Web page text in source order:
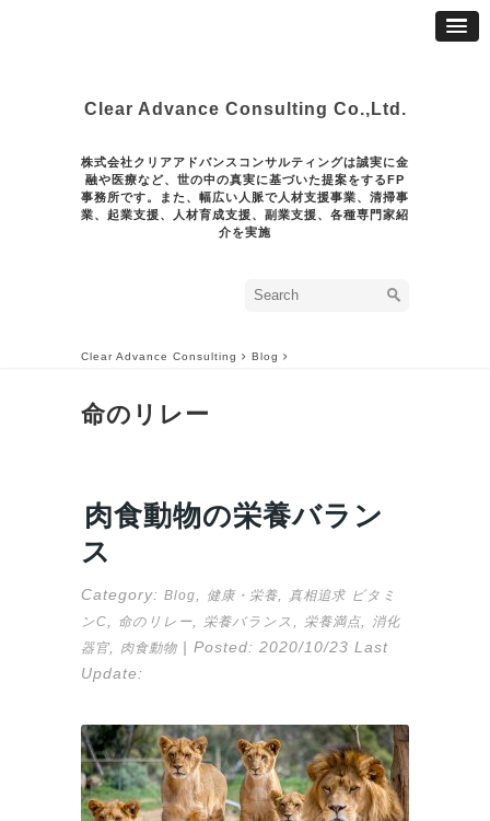
Clear Advance Consulting Co.,Ltd.
株式会社クリアアドバンスコンサルティングは誠実に金
融や医療など、世の中の真実に基づいた提案をするFP
事務所です。また、幅広い人脈で人材支援事業、清掃事
業、起業支援、人材育成支援、副業支援、各種専門家紹
介を実施
Clear Advance Consulting Blog
命のリレー
肉食動物の栄養バラン
ス
Category: Blog 健康・栄養 真相追求 ビタミ
ンC
命のリレー 栄養バランス 栄養満点
消化
器官, 肉食動物 | Posted: 2020/10/23 Last
Update: